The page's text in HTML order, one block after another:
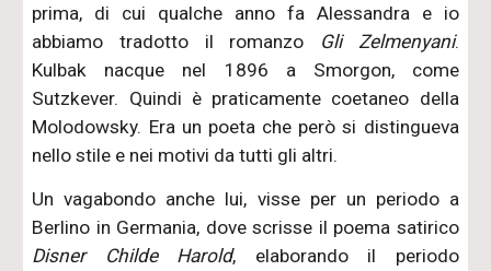
prima, di cui qualche anno fa Alessandra e io
abbiamo tradotto il romanzo
Gli Zelmenyani.
Kulbak nacque nel 1896 a Smorgon, come
Sutzkever. Quindi è praticamente coetaneo della
Molodowsky. Era un poeta che però si distingueva
nello stile e nei motivi da tutti gli altri.
Un vagabondo anche lui, visse per un periodo a
Berlino in Germania, dove scrisse il poema satirico
Disner Childe Harold, elaborando il periodo